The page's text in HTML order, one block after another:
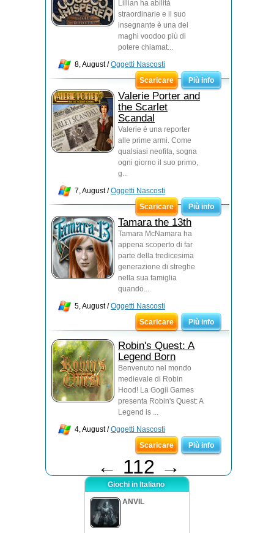
Lillian ha abilità
straordinarie e il suo
insegnante è una dei
maghi voodoo più di
potere chiamat...
8, August /Oggetti Nascosti
Scaricare
Più info
Valerie Porter and
the Scarlet
Scandal
Valerie è una reporter
alle prime armi. Come
qualsiasi neofita, sogna
ogni giorno il suo primo,
g...
7, August /Oggetti Nascosti
Scaricare
Più info
Tamara the 13th
Tamara McNamara ha
appena scoperto di far
parte della tredicesima
generazione di streghe
nella sua famiglia
quando...
5, August /Oggetti Nascosti
Scaricare
Più info
Robin's Quest: A
Legend Born
Benvenuto nel mondo
medievale di Robin
Hood! La Gogii Games
presenta Robin's Quest: A
Legend is ...
4, August /Oggetti Nascosti
Scaricare
Più info
← 112 →
Giochi in Italiano
ANVIL